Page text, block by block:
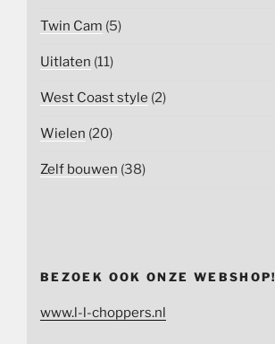
Twin Cam (5)
Uitlaten (11)
West Coast style (2)
Wielen (20)
Zelf bouwen (38)
BEZOEK OOK ONZE WEBSHOP!
www.l-l-choppers.nl